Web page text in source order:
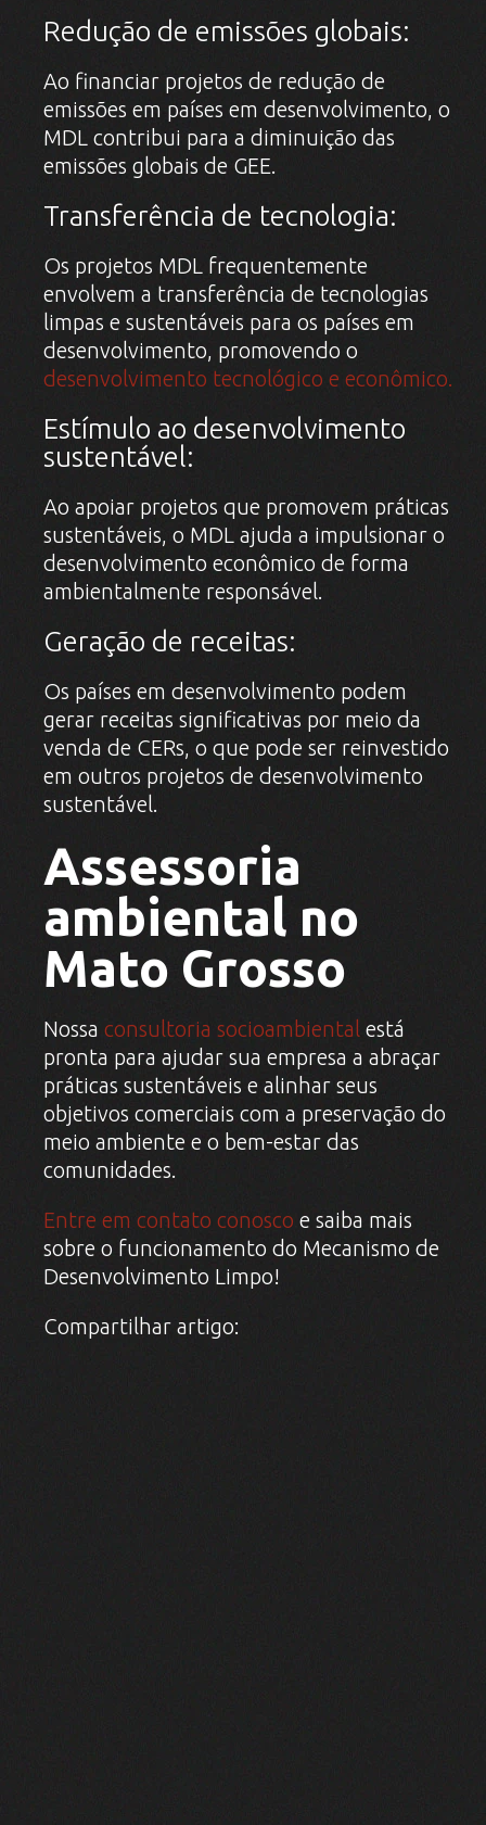
Redução de emissões globais:
Ao financiar projetos de redução de
emissões em países em desenvolvimento, o
MDL contribui para a diminuição das
emissões globais de GEE.
Transferência de tecnologia:
Os projetos MDL frequentemente
envolvem a transferência de tecnologias
limpas e sustentáveis para os países em
desenvolvimento, promovendo o
desenvolvimento tecnológico e econômico.
Estímulo ao desenvolvimento
sustentável:
Ao apoiar projetos que promovem práticas
sustentáveis, o MDL ajuda a impulsionar o
desenvolvimento econômico de forma
ambientalmente responsável.
Geração de receitas:
Os países em desenvolvimento podem
gerar receitas significativas por meio da
venda de CERs, o que pode ser reinvestido
em outros projetos de desenvolvimento
sustentável.
Assessoria
ambiental no
Mato Grosso
Nossa consultoria socioambiental está
pronta para ajudar sua empresa a abraçar
práticas sustentáveis e alinhar seus
objetivos comerciais com a preservação do
meio ambiente e o bem-estar das
comunidades.
Entre em contato conosco e saiba mais
sobre o funcionamento do Mecanismo de
Desenvolvimento Limpo!
Compartilhar artigo: